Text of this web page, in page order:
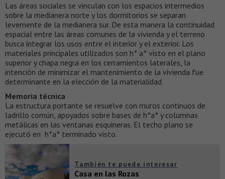
Las áreas sociales se vinculan con los espacios intermedios
sobre la medianera norte y los dormitorios se separan
levemente de la medianera sur. De esta manera la continuidad
espacial entre las áreas comunes de la vivienda y el terreno
busca integrar los usos entre el interior y el exterior. Los
materiales principales utilizados son h° a° visto en el plano
superior y chapa negra en los cerramientos laterales, la
intención de minimizar el mantenimiento de la vivienda fue
determinante en la elección de la materialidad.
Memoria técnica
La estructura portante se resuelve con muros continuos de
ladrillo común, apoyados sobre bases de h°a° y columnas
metálicas en las ventanas esquineras. El techo plano se
ejecutó en h°a° terminado visto.
También te puede interesar
Casa en las Rozas